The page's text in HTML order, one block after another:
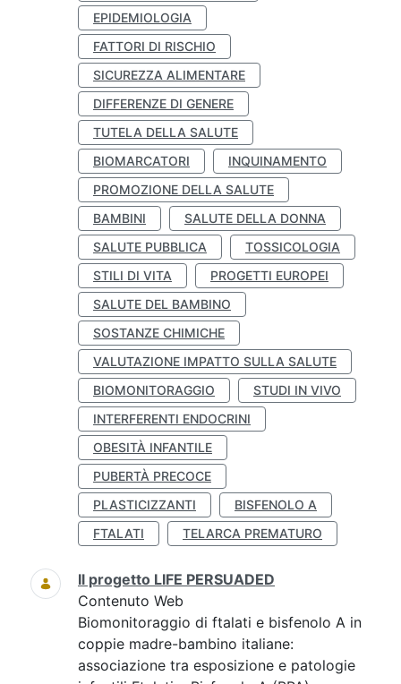
EPIDEMIOLOGIA
FATTORI DI RISCHIO
SICUREZZA ALIMENTARE
DIFFERENZE DI GENERE
TUTELA DELLA SALUTE
BIOMARCATORI
INQUINAMENTO
PROMOZIONE DELLA SALUTE
BAMBINI
SALUTE DELLA DONNA
SALUTE PUBBLICA
TOSSICOLOGIA
STILI DI VITA
PROGETTI EUROPEI
SALUTE DEL BAMBINO
SOSTANZE CHIMICHE
VALUTAZIONE IMPATTO SULLA SALUTE
BIOMONITORAGGIO
STUDI IN VIVO
INTERFERENTI ENDOCRINI
OBESITÀ INFANTILE
PUBERTÀ PRECOCE
PLASTICIZZANTI
BISFENOLO A
FTALATI
TELARCA PREMATURO
Il progetto LIFE PERSUADED
Contenuto Web
Biomonitoraggio di ftalati e bisfenolo A in
coppie madre-bambino italiane:
associazione tra esposizione e patologie